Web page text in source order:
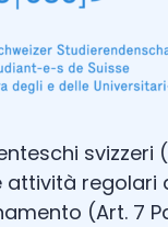
svizzeri
regolari
(Art. 7